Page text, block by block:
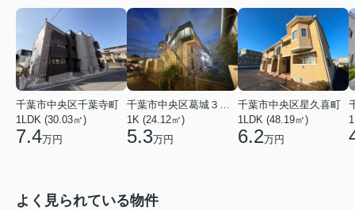
千葉市中央区千葉寺町
1LDK (30.03㎡)
7.4万円
千葉市中央区葛城３丁目
1K (24.12㎡)
5.3万円
千葉市中央区星久喜町
1LDK (48.19㎡)
6.2万円
よく見られている物件